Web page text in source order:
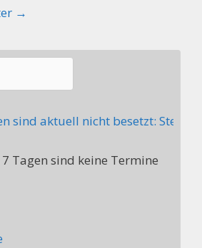
→
nicht besetzt: Stellv.
Tagen sind keine Termine